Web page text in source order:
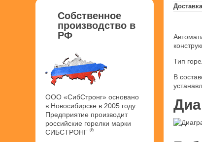
Тип
В
Собственное
производство в
РФ
ООО «СибСтронг» основано
в Новосибирске в 2005 году.
Предприятие производит
российские горелки марки
СИБСТРОНГ ®